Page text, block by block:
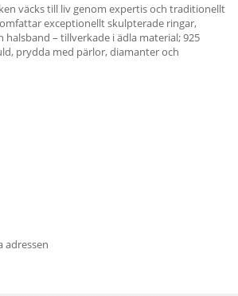
väcks till liv genom expertis och traditionellt
exceptionellt skulpterade ringar,
– tillverkade i ädla material; 925
prydda med pärlor, diamanter och
adressen